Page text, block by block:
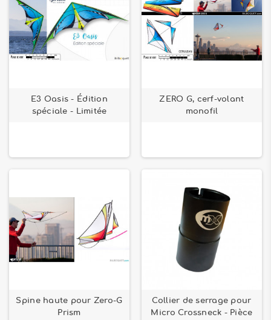
E3 Oasis - Édition
spéciale - Limitée
ZERO G, cerf-volant
monofil
Spine haute pour Zero-G
Prism
Collier de serrage pour
Micro Crossneck - Pièce